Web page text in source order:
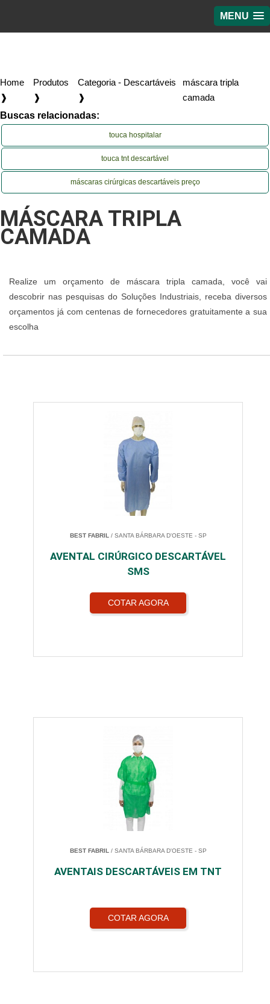
MENU
Home
❱
Produtos
❱
Categoria - Descartáveis
❱
máscara tripla
camada
Buscas relacionadas:
touca hospitalar
touca tnt descartável
máscaras cirúrgicas descartáveis preço
MÁSCARA TRIPLA
CAMADA
Realize um orçamento de máscara tripla camada, você vai
descobrir nas pesquisas do Soluções Industriais, receba diversos
orçamentos já com centenas de fornecedores gratuitamente a sua
escolha
BEST FABRIL / SANTA BÁRBARA D'OESTE - SP
AVENTAL CIRÚRGICO DESCARTÁVEL
SMS
COTAR AGORA
BEST FABRIL / SANTA BÁRBARA D'OESTE - SP
AVENTAIS DESCARTÁVEIS EM TNT
COTAR AGORA